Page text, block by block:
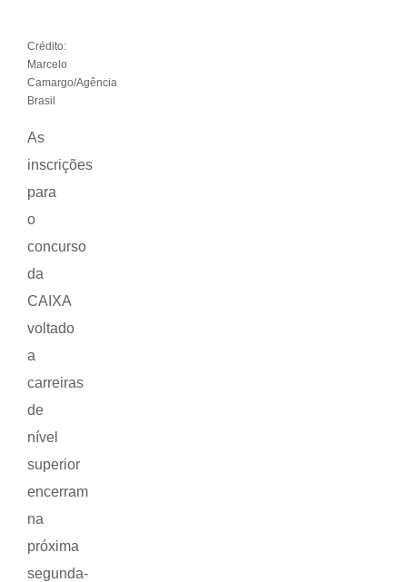
Crédito:
Marcelo
Camargo/Agência
Brasil
As
inscrições
para
o
concurso
da
CAIXA
voltado
a
carreiras
de
nível
superior
encerram
na
próxima
segunda-